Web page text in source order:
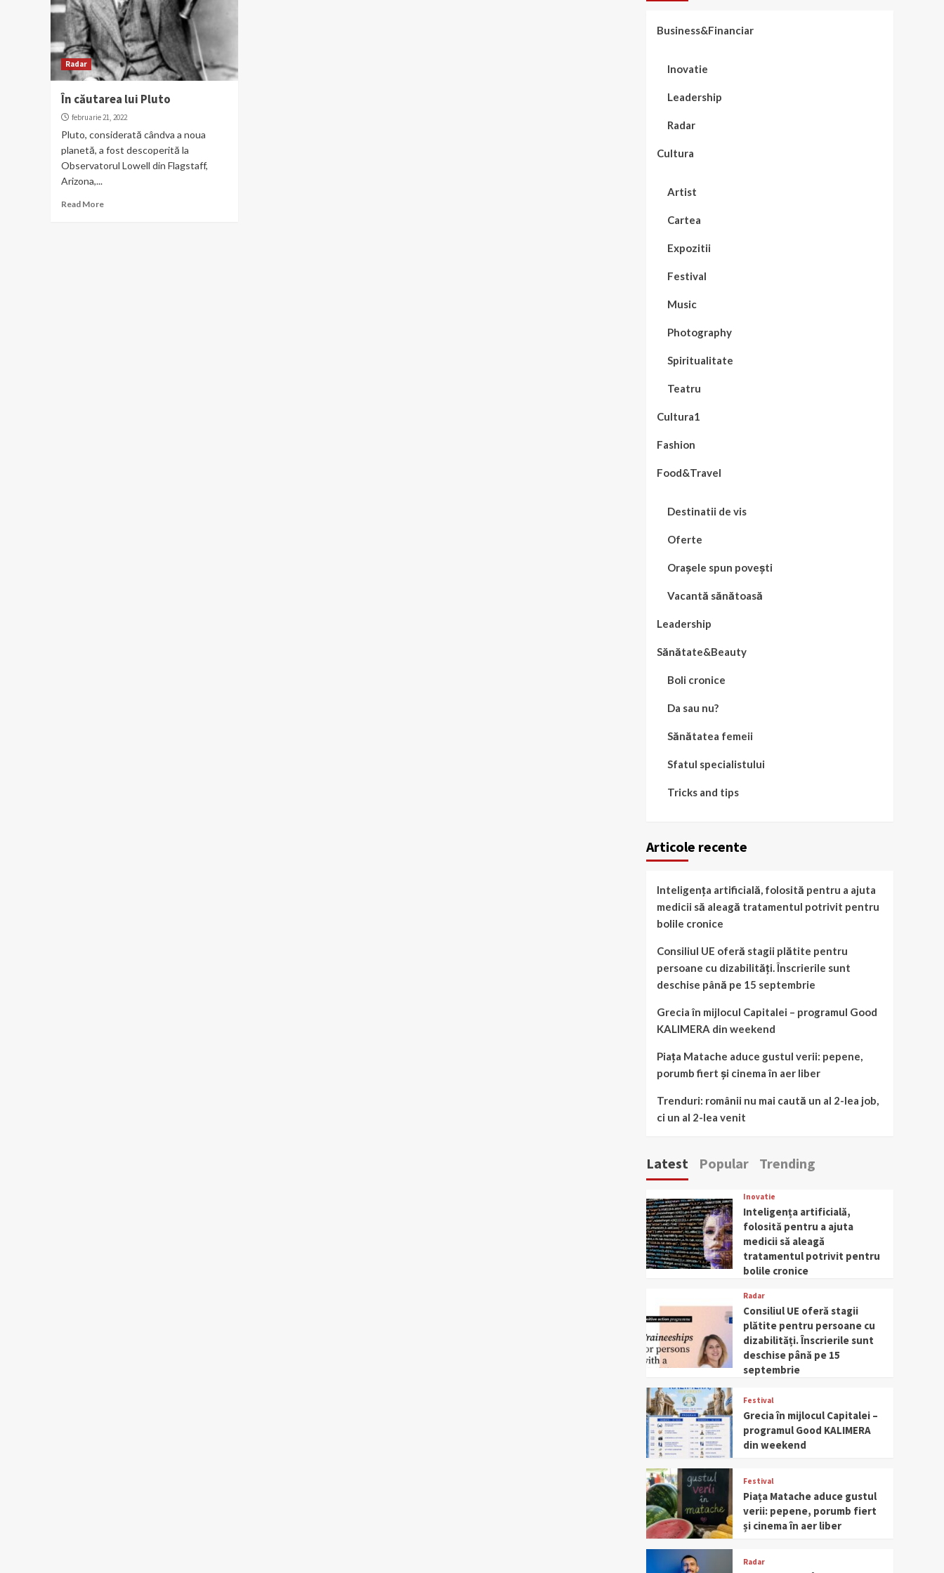
Radar
În căutarea lui Pluto
februarie 21, 2022
Pluto, considerată cândva a noua
planetă, a fost descoperită la
Observatorul Lowell din Flagstaff,
Arizona,...
Read More
Business&Financiar
Inovatie
Leadership
Radar
Cultura
Artist
Cartea
Expozitii
Festival
Music
Photography
Spiritualitate
Teatru
Cultura1
Fashion
Food&Travel
Destinatii de vis
Oferte
Orașele spun povești
Vacantă sănătoasă
Leadership
Sănătate&Beauty
Boli cronice
Da sau nu?
Sănătatea femeii
Sfatul specialistului
Tricks and tips
Articole recente
Inteligența artificială, folosită pentru a ajuta
medicii să aleagă tratamentul potrivit pentru
bolile cronice
Consiliul UE oferă stagii plătite pentru
persoane cu dizabilități. Înscrierile sunt
deschise până pe 15 septembrie
Grecia în mijlocul Capitalei – programul Good
KALIMERA din weekend
Piața Matache aduce gustul verii: pepene,
porumb fiert și cinema în aer liber
Trenduri: românii nu mai caută un al 2-lea job,
ci un al 2-lea venit
Latest Popular Trending
Inovatie
Inteligența artificială,
folosită pentru a ajuta
medicii să aleagă
tratamentul potrivit pentru
bolile cronice
Radar
Consiliul UE oferă stagii
plătite pentru persoane cu
dizabilități. Înscrierile sunt
deschise până pe 15
septembrie
Festival
Grecia în mijlocul Capitalei –
programul Good KALIMERA
din weekend
Festival
Piața Matache aduce gustul
verii: pepene, porumb fiert
și cinema în aer liber
Radar